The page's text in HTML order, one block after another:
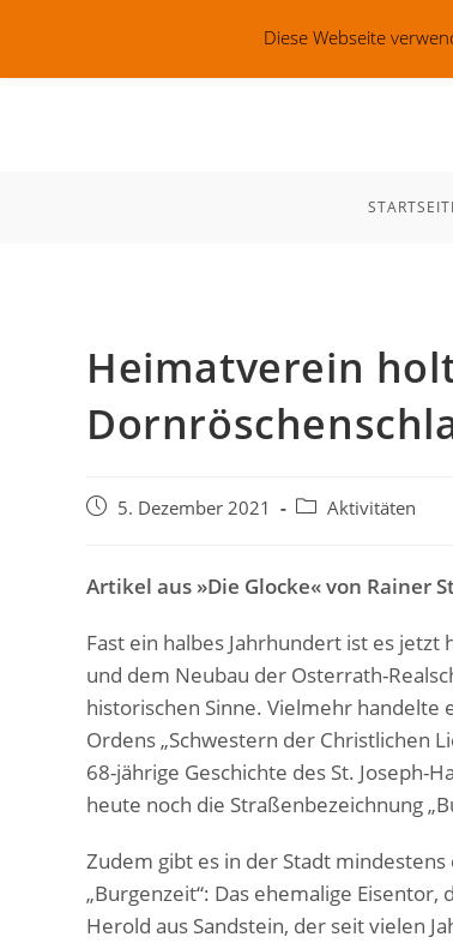
Heimatverein
Beitrag5. Dezember 2021
Beitrags-
Aktivitäten
Artikel aus »Die Glocke« von Rainer
Fast ein halbes Jahrhundert ist es
und dem Neubau der Osterrath-
historischen Sinne. Vielmehr handelte
Ordens „Schwestern der Christlichen
68-jährige Geschichte des St. Joseph-
heute noch die Straßenbezeichnung
Zudem gibt es in der Stadt
„Burgenzeit“: Das ehemalige
Herold aus Sandstein, der seit vielen
Diese Webseite